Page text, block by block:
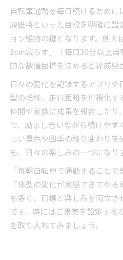
自転車通勤を毎日続けるため
康維持といった目標を明確に
ョン維持の鍵となります。例え
3cm減らす」「毎日30分以上
的な数値目標を決めると達成感
日々の変化を記録するアプリ
型の推移、走行距離を可視化す
仲間や家族に成果を報告したり
で、励まし合いながら続けやす
しい景色や四季の移り変わり
も、日々の楽しみの一つになり
「毎朝自転車で通勤することで
「体型の変化が実感できてや
も多く、目標と楽しみを両立
です。時にはご褒美を設定する
を取り入れてみましょう。